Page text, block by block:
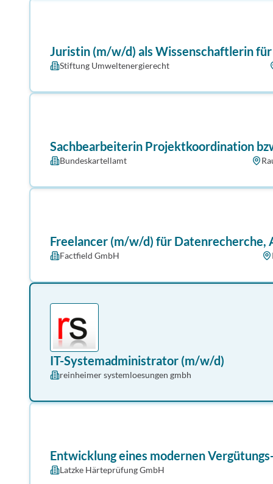
Juristin (m/w/d) als Wissenschaftlerin
Stiftung Umweltenergierecht
Sachbearbeiterin Projekt­koordination
Bundeskartellamt
Freelancer (m/w/d) für Datenrecherche,
Factfield GmbH
IT-Systemadministrator (m/w/d)
reinheimer systemloesungen gmbh
Entwicklung eines modernen
Latzke Härteprüfung GmbH